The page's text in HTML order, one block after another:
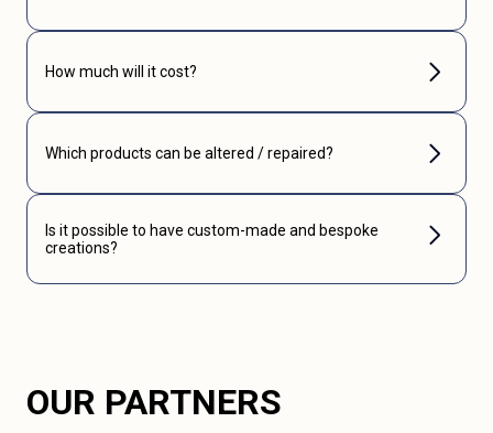
How much will it cost?
Which products can be altered / repaired?
Is it possible to have custom-made and bespoke
creations?
OUR PARTNERS